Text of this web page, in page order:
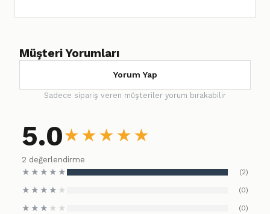
Müşteri Yorumları
Yorum Yap
Sadece sipariş veren müşteriler yorum bırakabilir
5.0★ ★ ★ ★ ★
2 değerlendirme
★ ★ ★ ★ ★ (2)
★ ★ ★ ★ ★ (0)
★ ★ ★ ★ ★ (0)